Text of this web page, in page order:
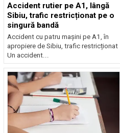
Accident rutier pe A1, lângă
Sibiu, trafic restricționat pe o
singură bandă
Accident cu patru mașini pe A1, în
apropiere de Sibiu, trafic restricționat
Un accident...